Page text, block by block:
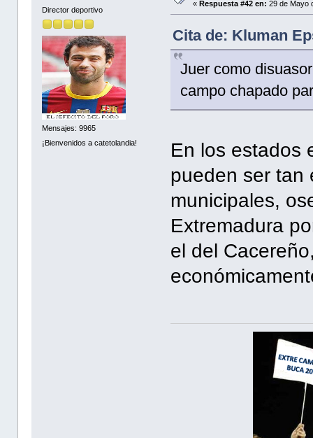
Director deportivo
Mensajes: 9965
¡Bienvenidos a catetolandia!
«Respuesta #42 en: 29 de Mayo
Cita de: Kluman
Juer como
campo chapado
En los estados
pueden ser tan
municipales,
Extremadura
el del